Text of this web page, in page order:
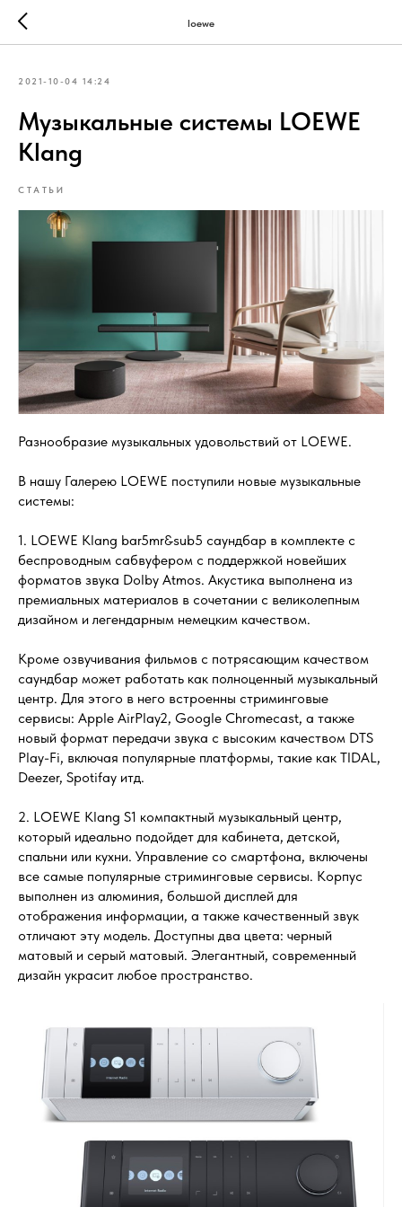
loewe
2021-10-04 14:24
Музыкальные системы LOEWE
Klang
СТАТЬИ
Разнообразие музыкальных удовольствий от LOEWE.
В нашу Галерею LOEWE поступили новые музыкальные
системы:
1. LOEWE Klang bar5mr&sub5 саундбар в комплекте с
беспроводным сабвуфером с поддержкой новейших
форматов звука Dolby Atmos. Акустика выполнена из
премиальных материалов в сочетании с великолепным
дизайном и легендарным немецким качеством.
Кроме озвучивания фильмов с потрясающим качеством
саундбар может работать как полноценный музыкальный
центр. Для этого в него встроенны стриминговые
сервисы: Apple AirPlay2, Google Chromecast, а также
новый формат передачи звука с высоким качеством DTS
Play-Fi, включая популярные платформы, такие как TIDAL,
Deezer, Spotifay итд.
2. LOEWE Klang S1 компактный музыкальный центр,
который идеально подойдет для кабинета, детской,
спальни или кухни. Управление со смартфона, включены
все самые популярные стриминговые сервисы. Корпус
выполнен из алюминия, большой дисплей для
отображения информации, а также качественный звук
отличают эту модель. Доступны два цвета: черный
матовый и серый матовый. Элегантный, современный
дизайн украсит любое пространство.